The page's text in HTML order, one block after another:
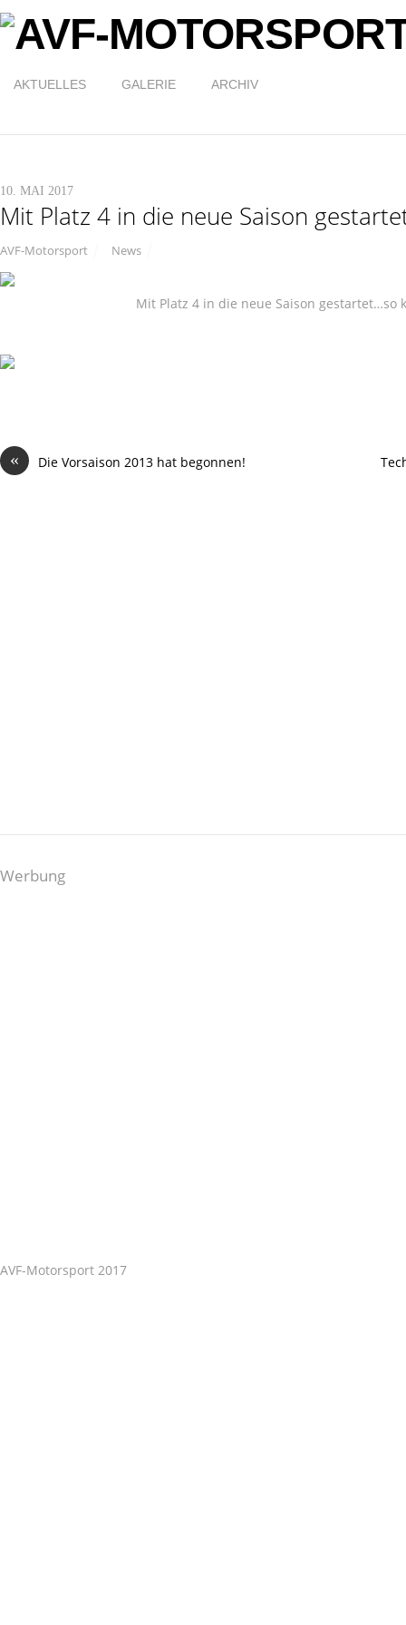
AKTUELLES GALERIE ARCHIV
10. MAI 2017
Mit Platz 4 in die neue Saison
AVF-Motorsport News
Mit Platz 4 in die neue Saison gestartet…so
« Die Vorsaison 2013 hat begonnen!
Werbung
AVF-Motorsport 2017